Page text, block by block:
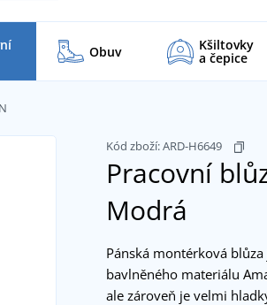
Obuv Kšiltovky
a čepice
Kód zboží:ARD-H6649
Pracovní
Modrá
Pánská montérková
bavlněného materiálu
ale zároveň je velmi